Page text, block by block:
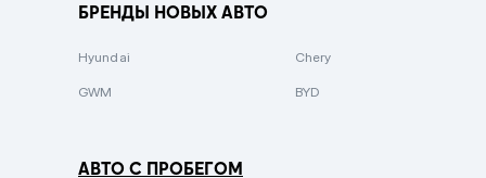
Зеленый металлик
БРЕНДЫ НОВЫХ АВТО
Hyundai Chery
GWM BYD
АВТО С ПРОБЕГОМ